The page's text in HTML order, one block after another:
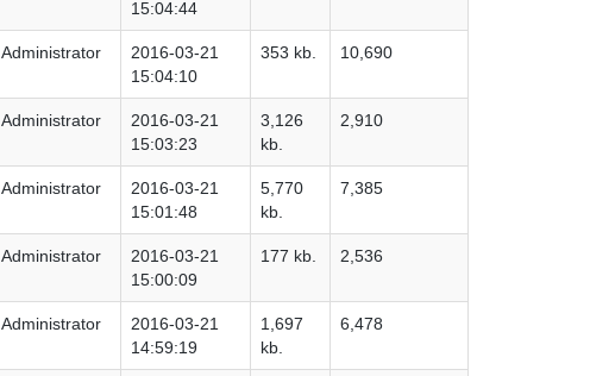
15:04:44
Administrator
2016-03-21
15:04:10
353 kb. 10,690
Administrator
2016-03-21
15:03:23
3,126
kb.
2,910
Administrator
2016-03-21
15:01:48
5,770
kb.
7,385
Administrator
2016-03-21
15:00:09
177 kb. 2,536
Administrator
2016-03-21
14:59:19
1,697
kb.
6,478